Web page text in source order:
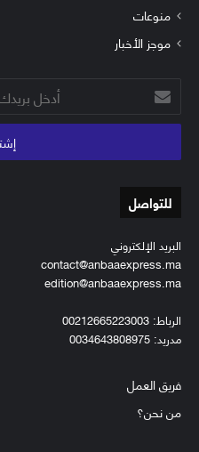
منوعات
موجز الأخبار
أدخل
بريدك
الإلكتروني
للتواصل
البريد الإلكتروني
contact@anbaaexpress.ma
edition@anbaaexpress.ma
الرباط: 00212665223003
مدريد: 0034643808975
فريق العمل
من نحن؟